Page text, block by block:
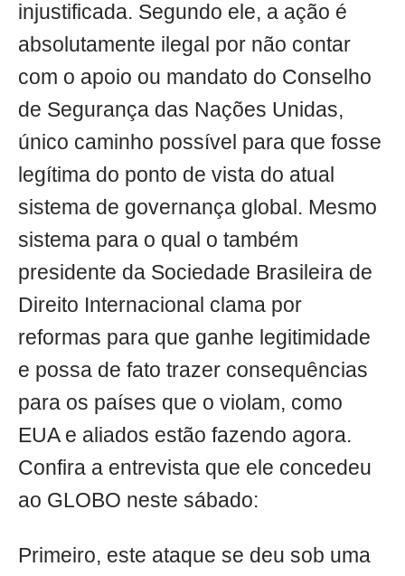
injustificada. Segundo ele, a ação é
absolutamente ilegal por não contar
com o apoio ou mandato do Conselho
de Segurança das Nações Unidas,
único caminho possível para que fosse
legítima do ponto de vista do atual
sistema de governança global. Mesmo
sistema para o qual o também
presidente da Sociedade Brasileira de
Direito Internacional clama por
reformas para que ganhe legitimidade
e possa de fato trazer consequências
para os países que o violam, como
EUA e aliados estão fazendo agora.
Confira a entrevista que ele concedeu
ao GLOBO neste sábado:
Primeiro, este ataque se deu sob uma